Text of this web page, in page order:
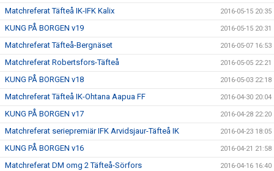
Matchreferat Täfteå IK-IFK Kalix 2016-05-15 20:35
KUNG PÅ BORGEN v19 2016-05-15 20:31
Matchreferat Täfteå-Bergnäset 2016-05-07 16:53
Matchreferat Robertsfors-Täfteå 2016-05-05 22:21
KUNG PÅ BORGEN v18 2016-05-03 22:18
Matchreferat Täfteå IK-Ohtana Aapua FF 2016-04-30 20:04
KUNG PÅ BORGEN v17 2016-04-28 22:20
Matchreferat seriepremiär IFK Arvidsjaur-Täfteå IK 2016-04-23 18:05
KUNG PÅ BORGEN v16 2016-04-21 21:58
Matchreferat DM omg 2 Täfteå-Sörfors 2016-04-16 16:40